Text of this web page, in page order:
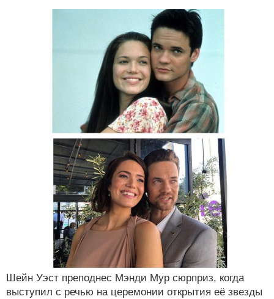
Шейн Уэст преподнес Мэнди Мур сюрприз, когда
выступил с речью на церемонии открытия её звезды